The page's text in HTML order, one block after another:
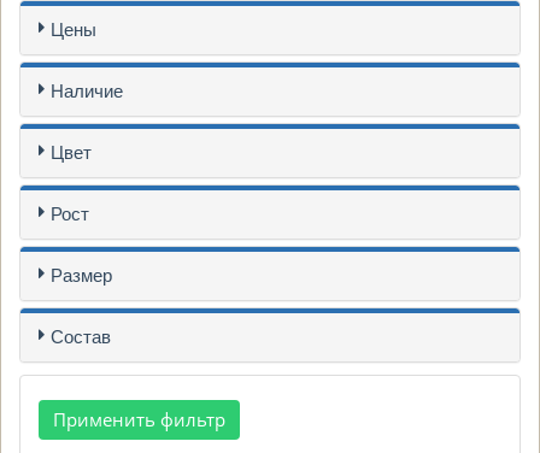
Цены
Наличие
Цвет
Рост
Размер
Состав